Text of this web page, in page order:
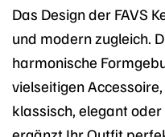
Das Design der FAVS
und modern zugleich.
harmonische
vielseitigen
klassisch, elegant